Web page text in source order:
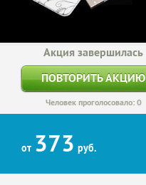
Акция завершилась
ПОВТОРИТЬ АКЦИЮ
Человек проголосовало: 0
от 373 руб.